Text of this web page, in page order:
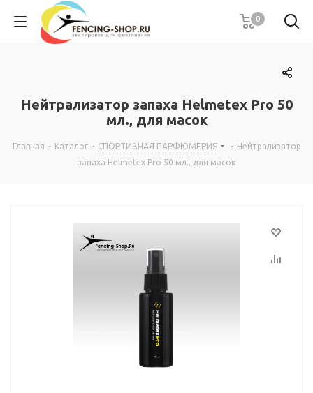
0
Нейтрализатор запаха Helmetex Pro 50
мл., для масок
Главная - Каталог - СПОРТИВНАЯ ПАРФЮМЕРИЯ - Нейтрализатор
запаха Helmetex Pro 50 мл., для масок